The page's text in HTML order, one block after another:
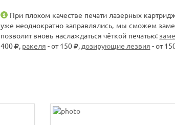
При плохом качестве печати лазерных
уже неоднократно заправлялись, мы сможем
позволит вновь наслаждаться чёткой печатью:
400
, ракеля - от 150 ,дозирующие лезвия - от